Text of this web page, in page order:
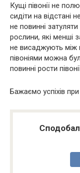
Кущі півонії не
сидіти на відстані
не повинні
рослини, які менші
не висаджують між
півоніями можна
повинні рости
Бажаємо успіхів